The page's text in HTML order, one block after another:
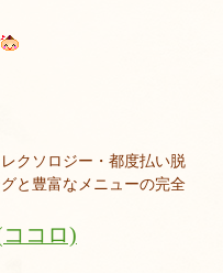
クソロジー・都度払い脱
と豊富なメニューの完全
コロ)